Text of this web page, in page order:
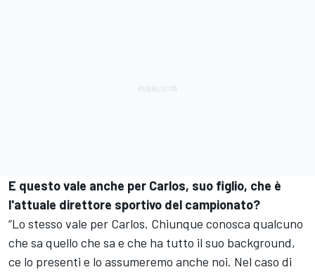
E questo vale anche per Carlos, suo figlio, che è
l'attuale direttore sportivo del campionato?
“Lo stesso vale per Carlos. Chiunque conosca qualcuno
che sa quello che sa e che ha tutto il suo background,
ce lo presenti e lo assumeremo anche noi. Nel caso di